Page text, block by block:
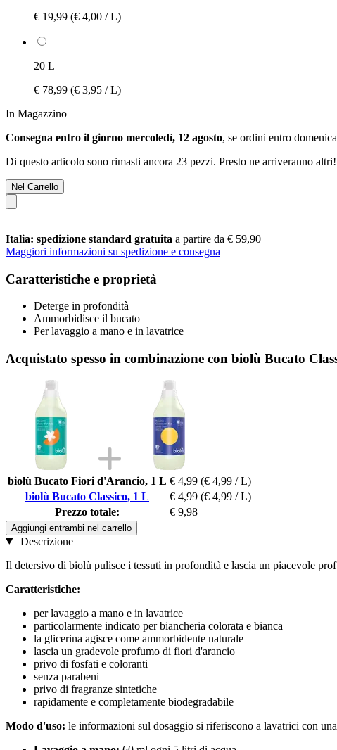
€ 19,99 (€ 4,00 / L)
20 L
€ 78,99 (€ 3,95 / L)
In Magazzino
Consegna entro il giorno mercoledì, 12 agosto, se ordini entro
Di questo articolo sono rimasti ancora 23 pezzi. Presto ne arriveranno
Nel Carrello
Italia: spedizione standard gratuita a partire da € 59,90
Maggiori informazioni su spedizione e consegna
Caratteristiche e proprietà
Deterge in profondità
Ammorbidisce il bucato
Per lavaggio a mano e in lavatrice
Acquistato spesso in combinazione con biolù Bucato
biolù Bucato Fiori d'Arancio, 1 L € 4,99 (€ 4,99 / L)
biolù Bucato Classico, 1 L
€ 4,99 (€ 4,99 / L)
Prezzo totale:
€ 9,98
Aggiungi entrambi nel carrello
Descrizione
Il detersivo di biolù pulisce i tessuti in profondità e lascia un piacevole
Caratteristiche:
per lavaggio a mano e in lavatrice
particolarmente indicato per biancheria colorata e bianca
la glicerina agisce come ammorbidente naturale
lascia un gradevole profumo di fiori d'arancio
privo di fosfati e coloranti
senza parabeni
privo di fragranze sintetiche
rapidamente e completamente biodegradabile
Modo d'uso: le informazioni sul dosaggio si riferiscono a lavatrici con